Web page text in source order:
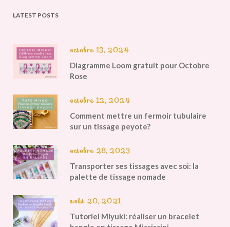
LATEST POSTS
octobre 13, 2024
Diagramme Loom gratuit pour Octobre
Rose
octobre 12, 2024
Comment mettre un fermoir tubulaire
sur un tissage peyote?
octobre 28, 2023
Transporter ses tissages avec soi: la
palette de tissage nomade
août 20, 2021
Tutoriel Miyuki: réaliser un bracelet